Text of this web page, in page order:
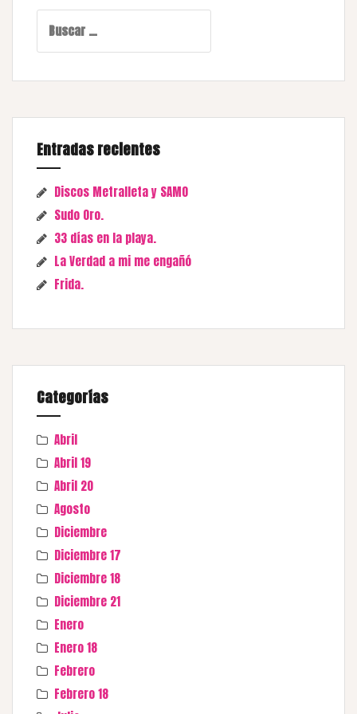
Entradas recientes
Discos Metralleta y SAMO
Sudo Oro.
33 días en la playa.
La Verdad a mi me engañó
Frida.
Categorías
Abril
Abril 19
Abril 20
Agosto
Diciembre
Diciembre 17
Diciembre 18
Diciembre 21
Enero
Enero 18
Febrero
Febrero 18